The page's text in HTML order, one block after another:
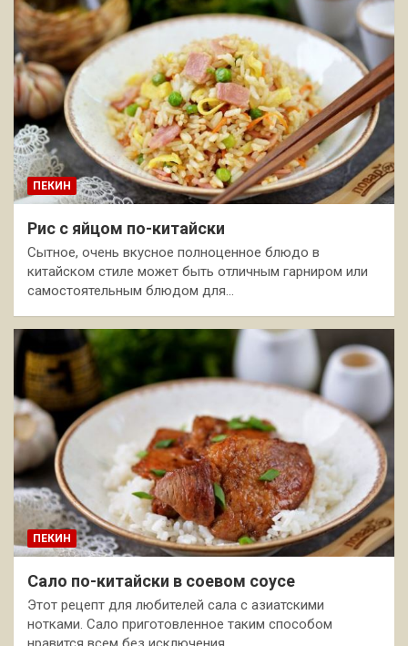
ПЕКИН
Рис с яйцом по-китайски
Сытное, очень вкусное полноценное блюдо в
китайском стиле может быть отличным гарниром или
самостоятельным блюдом для…
ПЕКИН
Сало по-китайски в соевом соусе
Этот рецепт для любителей сала с азиатскими
нотками. Сало приготовленное таким способом